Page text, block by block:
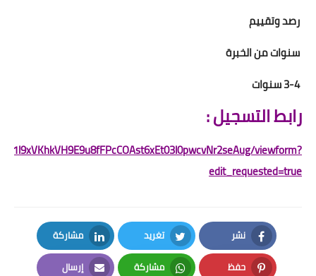
رصد وتقييم
سنوات من الخبرة
3-4 سنوات
رابط التسجيل :
1l9xVKhkVH9E9u8fFPcCOAst6xEt03l0pwcvNr2seAug/viewform?
edit_requested=true
نشر
Facebook
تغريد
Twitter
مشاركة
LinkedIn
حفظ مشاركة إرسال